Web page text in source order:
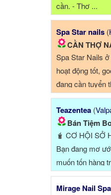
cần. - Thợ ...
Spa Star nails (
CẦN THỢ
Spa Star Nails
hoạt động tốt,
đang cần tuyển
...
Teazentea (
Bán Tiệm
🧋 CƠ HỘI SỞ
Bạn đang mơ
muốn tốn hàng
Mirage Nail Spa